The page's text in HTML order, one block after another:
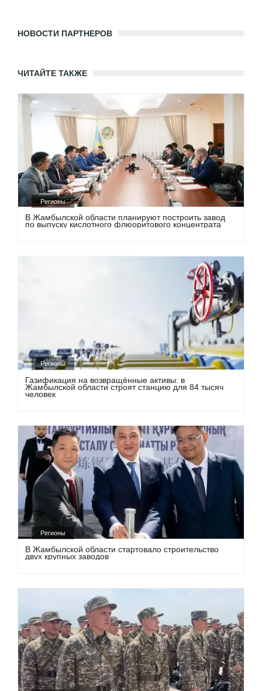
НОВОСТИ ПАРТНЕРОВ
ЧИТАЙТЕ ТАКЖЕ
Регионы
В Жамбылской области планируют построить завод
по выпуску кислотного флюоритового концентрата
Регионы
Газификация на возвращённые активы: в
Жамбылской области строят станцию для 84 тысяч
человек
Регионы
В Жамбылской области стартовало строительство
двух крупных заводов